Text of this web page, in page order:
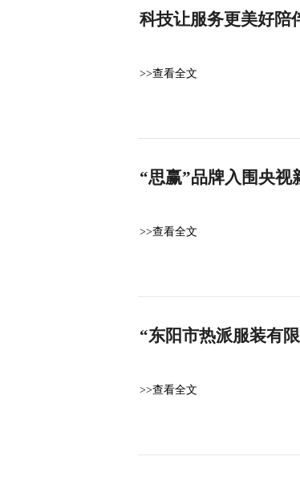
科技让服务更美好陪
>>查看全文
“思赢”品牌入围央视
>>查看全文
“东阳市热派服装有
>>查看全文